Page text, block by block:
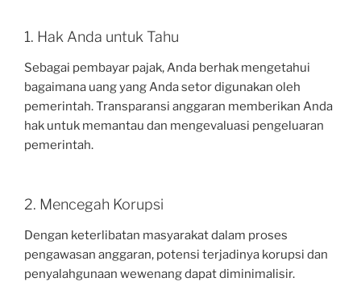
1. Hak Anda untuk Tahu
Sebagai pembayar pajak, Anda berhak mengetahui
bagaimana uang yang Anda setor digunakan oleh
pemerintah. Transparansi anggaran memberikan Anda
hak untuk memantau dan mengevaluasi pengeluaran
pemerintah.
2. Mencegah Korupsi
Dengan keterlibatan masyarakat dalam proses
pengawasan anggaran, potensi terjadinya korupsi dan
penyalahgunaan wewenang dapat diminimalisir.